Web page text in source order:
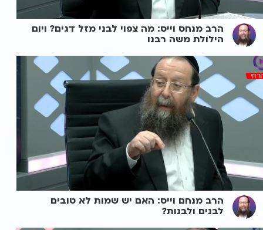
הרב מנחס וייס: מה צפוי לבני מזל דגים? ויום
הילולת משה רבנו
הרב מנחם וייס: האם יש שמות לא טובים
לבנים ולבנות?